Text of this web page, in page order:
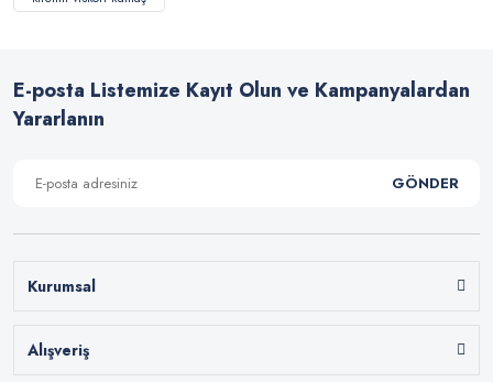
E-posta Listemize Kayıt Olun ve Kampanyalardan
Yararlanın
GÖNDER
Kurumsal
Alışveriş